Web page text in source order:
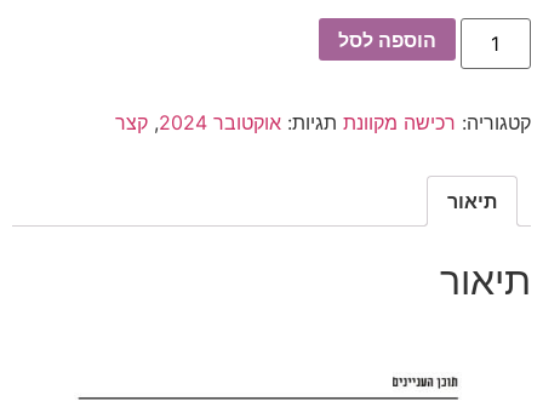
כמות
מאזניים
אוקטובר
קצר
הוספה לסל
קטגוריה: רכישה מקוונת תגיות: אוקטובר 2024 , קצר
תיאור
תיאור